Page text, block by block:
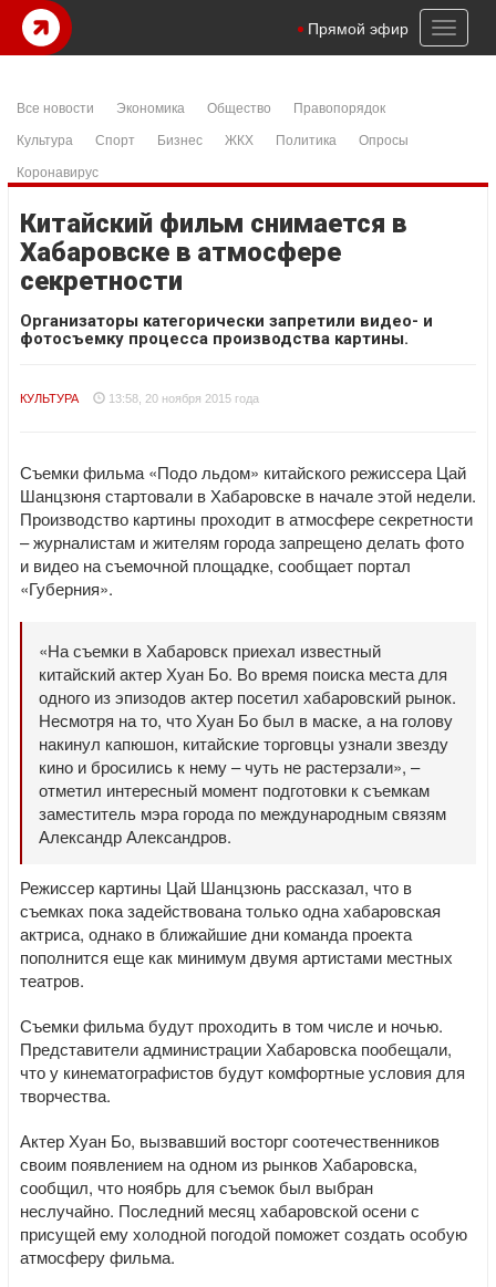
Toggle
Прямой эфир
Все новости Экономика Общество
Правопорядок
Культура
Спорт Бизнес ЖКХ Политика
Опросы
Коронавирус
Китайский фильм снимается в
Хабаровске в атмосфере
секретности
Организаторы категорически запретили видео- и
фотосъемку процесса производства картины.
КУЛЬТУРА 13:58, 20 ноября 2015 года
Съемки фильма «Подо льдом» китайского режиссера Цай
Шанцзюня стартовали в Хабаровске в начале этой недели.
Производство картины проходит в атмосфере секретности
– журналистам и жителям города запрещено делать фото
и видео на съемочной площадке, сообщает портал
«Губерния».
«На съемки в Хабаровск приехал известный
китайский актер Хуан Бо. Во время поиска места для
одного из эпизодов актер посетил хабаровский рынок.
Несмотря на то, что Хуан Бо был в маске, а на голову
накинул капюшон, китайские торговцы узнали звезду
кино и бросились к нему – чуть не растерзали», –
отметил интересный момент подготовки к съемкам
заместитель мэра города по международным связям
Александр Александров.
Режиссер картины Цай Шанцзюнь рассказал, что в
съемках пока задействована только одна хабаровская
актриса, однако в ближайшие дни команда проекта
пополнится еще как минимум двумя артистами местных
театров.
Съемки фильма будут проходить в том числе и ночью.
Представители администрации Хабаровска пообещали,
что у кинематографистов будут комфортные условия для
творчества.
Актер Хуан Бо, вызвавший восторг соотечественников
своим появлением на одном из рынков Хабаровска,
сообщил, что ноябрь для съемок был выбран
неслучайно. Последний месяц хабаровской осени с
присущей ему холодной погодой поможет создать особую
атмосферу фильма.